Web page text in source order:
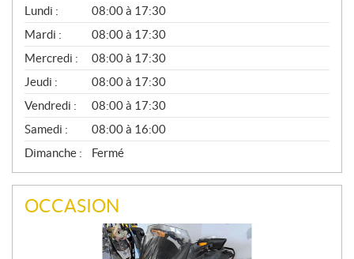
G
É
N
É
R
A
L
Lundi :
08:00 à 17:30
Mardi :
08:00 à 17:30
Mercredi :
08:00 à 17:30
Jeudi :
08:00 à 17:30
Vendredi :
08:00 à 17:30
Samedi :
08:00 à 16:00
Dimanche :
Fermé
OCCASION